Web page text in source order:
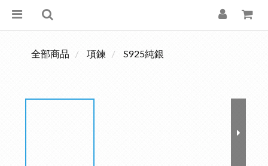
全部商品 項鍊 S925純銀